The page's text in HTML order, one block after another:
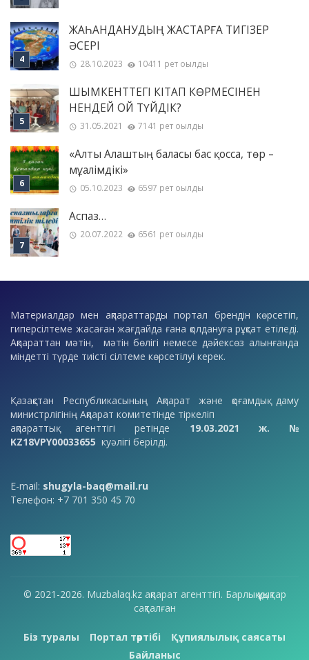
ЖАҺАНДАНУДЫҢ ЖАСТАРҒА ТИГІЗЕР
ӘСЕРІ
28.10.2023 10411 рет оқылды
ШЫМКЕНТТЕГІ КІТАП КӨРМЕСІНЕН
НЕНДЕЙ ОЙ ТҮЙДІК?
31.05.2021 7141 рет оқылды
«Алты Алаштың баласы бас қосса, төр –
мұғалімдікі»
05.10.2023 6597 рет оқылды
Аспаз…
20.07.2022 6561 рет оқылды
Материалдар мен ақпараттарды портал брендін көрсетіп,
гиперсілтеме жасаған жағдайда ғана қолдануға рұқсат етіледі.
Ақпараттан мәтін, мәтін бөлігі немесе дәйексөз алынғанда
міндетті түрде тиісті сілтеме көрсетілуі керек.
Қазақстан Республикасының Ақпарат және қоғамдық даму
министрлігінің Ақпарат комитетінде тіркеліп
ақпараттық агенттігі ретінде 19.03.2021 ж. №
KZ18VPY00033655 куәлігі берілді.
E-mail: shugyla-baq@mail.ru
Телефон: +7 701 350 45 70
© 2021-2026. Muzbalaq.kz ақпарат агенттігі. Барлық құқықтар
сақталған
Біз туралы Портал тәртібі
Құпиялылық саясаты
Байланыс